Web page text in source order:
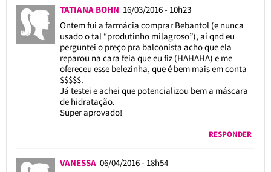
TATIANA BOHN 16/03/2016 - 10h23
Ontem fui a farmácia comprar Bebantol (e nunca
usado o tal “produtinho milagroso”), aí qnd eu
perguntei o preço pra balconista acho que ela
reparou na cara feia que eu fiz (HAHAHA) e me
ofereceu esse belezinha, que é bem mais em conta
$$$$$.
Já testei e achei que potencializou bem a máscara
de hidratação.
Super aprovado!
RESPONDER
VANESSA 06/04/2016 - 18h54